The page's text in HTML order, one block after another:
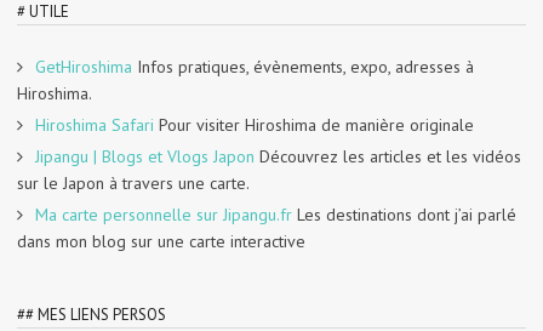
# UTILE
GetHiroshima Infos pratiques, évènements, expo, adresses à
Hiroshima.
Hiroshima Safari Pour visiter Hiroshima de manière originale
Jipangu | Blogs et Vlogs Japon Découvrez les articles et les vidéos
sur le Japon à travers une carte.
Ma carte personnelle sur Jipangu.fr Les destinations dont j’ai parlé
dans mon blog sur une carte interactive
## MES LIENS PERSOS